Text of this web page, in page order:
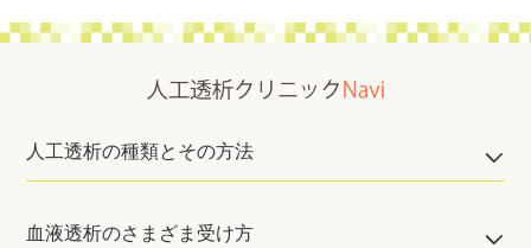
人工透析の種類とその方法
血液透析のさまざま受け方